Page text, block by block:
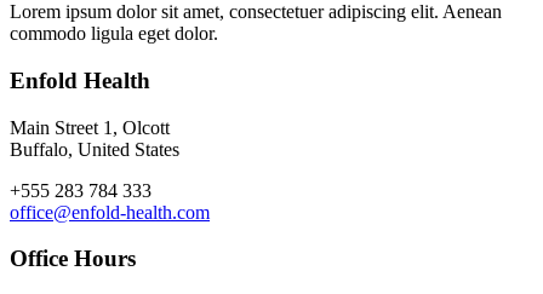
Lorem ipsum dolor sit amet, consectetuer adipiscing elit. Aenean
commodo ligula eget dolor.
Enfold Health
Main Street 1, Olcott
Buffalo, United States
+555 283 784 333
office@enfold-health.com
Office Hours